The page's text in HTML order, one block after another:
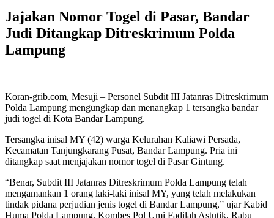
Jajakan Nomor Togel di Pasar, Bandar
Judi Ditangkap Ditreskrimum Polda
Lampung
Koran-grib.com, Mesuji – Personel Subdit III Jatanras Ditreskrimum
Polda Lampung mengungkap dan menangkap 1 tersangka bandar
judi togel di Kota Bandar Lampung.
Tersangka inisal MY (42) warga Kelurahan Kaliawi Persada,
Kecamatan Tanjungkarang Pusat, Bandar Lampung. Pria ini
ditangkap saat menjajakan nomor togel di Pasar Gintung.
“Benar, Subdit III Jatanras Ditreskrimum Polda Lampung telah
mengamankan 1 orang laki-laki inisal MY, yang telah melakukan
tindak pidana perjudian jenis togel di Bandar Lampung,” ujar Kabid
Huma Polda Lampung, Kombes Pol Umi Fadilah Astutik, Rabu